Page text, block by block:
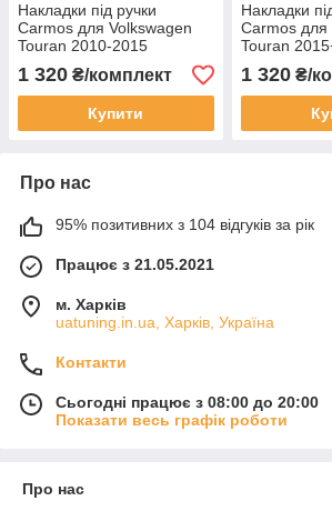
Накладки під ручки
Carmos для Volkswagen
Touran 2010-2015
Мильниці на Фольксваген
Туран 4 шт.
1 320 ₴/комплект
Купити
Накладки
Carmos для
Touran
1 320₴/
Про нас
95% позитивних з 104 відгуків за рік
Працює з 21.05.2021
м. Харків
uatuning.in.ua, Харків, Україна
Контакти
Сьогодні працює з 08:00 до 20:00
Показати весь графік роботи
Про нас